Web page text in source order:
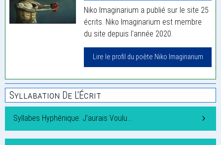
Niko Imaginarium a publié sur le site 25
écrits. Niko Imaginarium est membre
du site depuis l'année 2020.
Lire le profil du poète Niko Imaginarium
Syllabation De L'Écrit
Syllabes Hyphénique: J’aurais Voulu…